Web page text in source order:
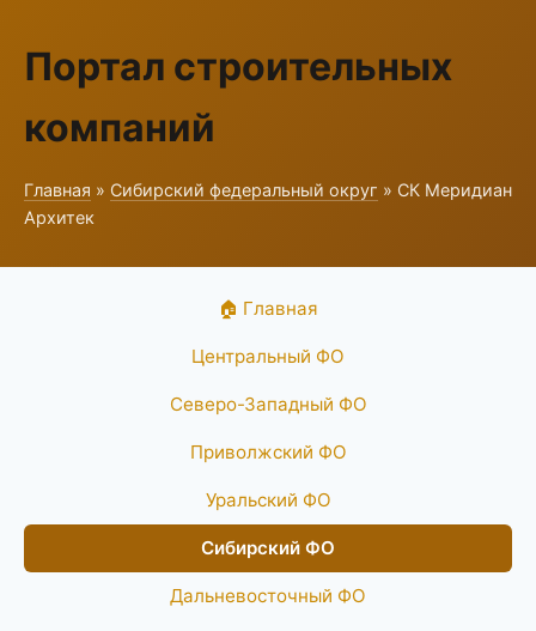
Портал строительных
компаний
Главная » Сибирский федеральный округ » СК Меридиан
Архитек
🏠 Главная
Центральный ФО
Северо-Западный ФО
Приволжский ФО
Уральский ФО
Сибирский ФО
Дальневосточный ФО